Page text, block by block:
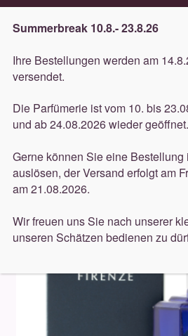
Lieferung innerhalb 3
Navigation
springen
Inhalt
springen
Düfte
Dekorative
Accessoires
Start Düfte Lorenzo Villoresi
Summerbreak 10.8.- 23.8.26
Ihre Bestellungen werden am
versendet.
Die Parfümerie ist vom 10. bis
und ab 24.08.2026 wieder geöffnet.
Gerne können Sie eine
auslösen, der Versand erfolgt am
am 21.08.2026.
Wir freuen uns Sie nach unserer
unseren Schätzen bedienen zu